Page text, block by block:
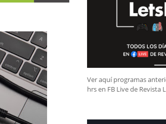
Ver aquí programas
hrs en FB Live de Revista